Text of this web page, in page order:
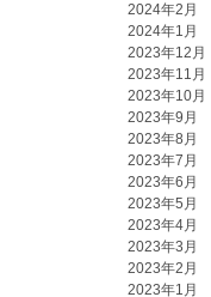
2024年2月
2024年1月
2023年12月
2023年11月
2023年10月
2023年9月
2023年8月
2023年7月
2023年6月
2023年5月
2023年4月
2023年3月
2023年2月
2023年1月